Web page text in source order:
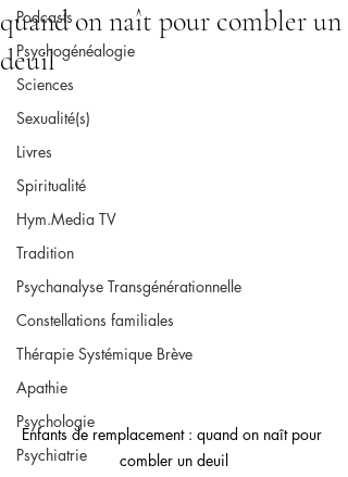
Podcasts
Psychogénéalogie
Sciences
Sexualité(s)
Livres
Spiritualité
Hym.Media TV
Tradition
Psychanalyse Transgénérationnelle
Constellations familiales
Thérapie Systémique Brève
Apathie
Psychologie
Psychiatrie
quand on naît pour combler un
deuil
Enfants de remplacement : quand on naît pour
combler un deuil